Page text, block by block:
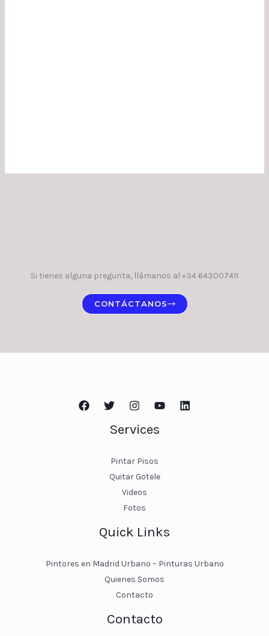
Si tienes alguna pregunta, llámanos al +34 643007411
CONTÁCTANOS
Services
Pintar Pisos
Quitar Gotele
Videos
Fotos
Quick Links
Pintores en Madrid Urbano – Pinturas Urbano
Quienes Somos
Contacto
Contacto